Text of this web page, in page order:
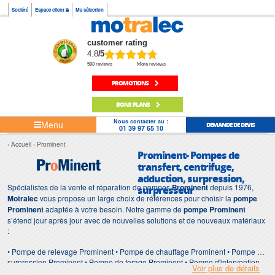
Société Espace client Ma sélection
customer rating
4.8/5
598 reviews More reviews
PROMOTIONS
BONS PLANS
Menu Nous contacter au :
01 39 97 65 10 DEMANDE DE DEVIS
Accueil Prominent
Prominent- Pompes de
transfert, centrifuge,
adduction, surpression,
surpresseur
Spécialistes de la vente et réparation de pompesProminentdepuis 1976,
Motralecvous propose un large choix de références pour choisir la pompe
Prominentadaptée à votre besoin. Notre gamme depompe Prominent
s’étend jour après jour avec de nouvelles solutions et de nouveaux matériaux
:
• Pompe de relevage Prominent • Pompe de chauffage Prominent • Pompe de
surpression Prominent • Pompe de forage Prominent • Pompe d'intervention
Prominent • Pompe de chantier Prominent • Pompe Prominent pour
Voir plus de détails